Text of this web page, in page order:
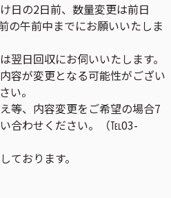
日の2日前、数量変更は前日
の午前中までにお願いいたしま
翌日回収にお伺いいたします。
容が変更となる可能性がござい
い。
等、内容変更をご希望の場合7
合わせください。（℡03-
ております。